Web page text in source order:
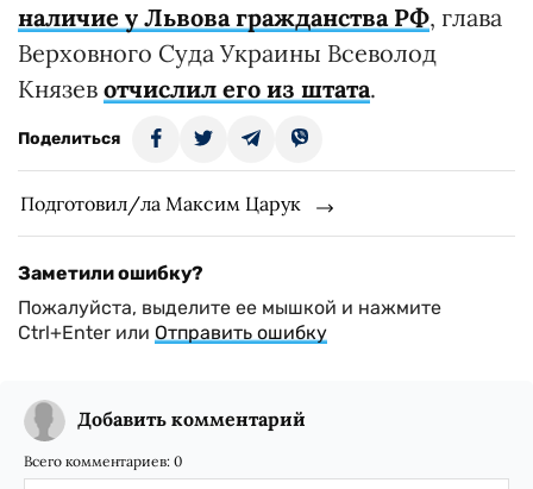
наличие у Львова гражданства РФ, глава
Верховного Суда Украины Всеволод
Князев отчислил его из штата.
Поделиться
Подготовил/ла Максим Царук
Заметили ошибку?
Пожалуйста, выделите ее мышкой и нажмите
Ctrl+Enter или Отправить ошибку
Добавить комментарий
Всего комментариев: 0